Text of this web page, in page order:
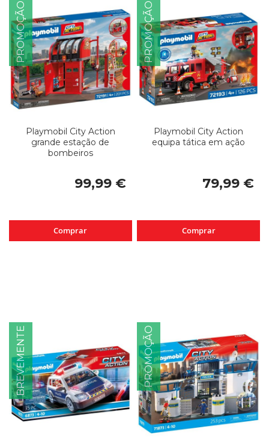
PROMOÇÃO
Playmobil City Action
grande estação de
bombeiros
99,99 €
Comprar
PROMOÇÃO
Playmobil City Action
equipa tática em ação
79,99 €
Comprar
BREVEMENTE PROMOÇÃO